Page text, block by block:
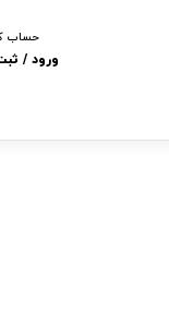
حساب
ورود /